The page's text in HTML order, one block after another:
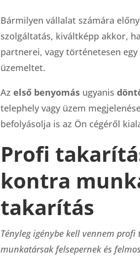
Bármilyen vállalat számára
szolgáltatás, kiváltképp akkor,
partnerei, vagy történetesen
üzemeltet.
Az első benyomás ugyanis
telephely vagy üzem
befolyásolja is az Ön cégéről
Profi
kontra
takarítás
Tényleg igénybe kell vennem
munkatársak felsepernek és